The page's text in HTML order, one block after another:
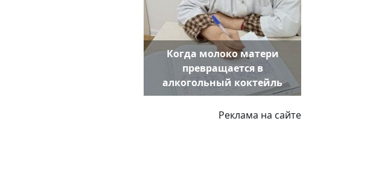
Когда молоко матери
превращается в
алкогольный коктейль
Реклама на сайте